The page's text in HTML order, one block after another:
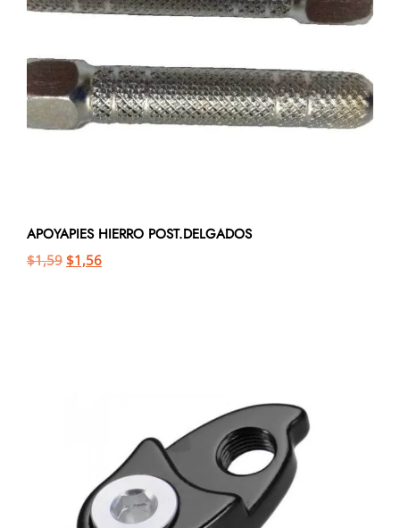
APOYAPIES HIERRO POST.DELGADOS
$1,59 $1,56